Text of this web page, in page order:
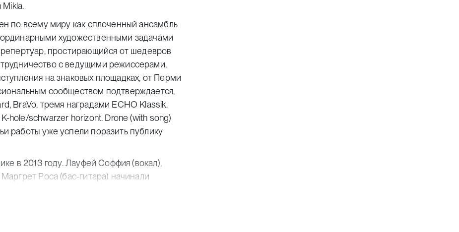
по всему миру как сплоченный ансамбль
художественными задачами
простирающийся от шедевров
с ведущими режиссерами,
на знаковых площадках, от Перми
сообществом подтверждается,
BraVo, тремя наградами ECHO Klassik.
hole/schwarzer horizont. Drone (with song)
работы уже успели поразить публику
в 2013 году. Лауфей Соффия (вокал),
Роса (бас-гитара) начинали
Роберта Смита из The Cure,